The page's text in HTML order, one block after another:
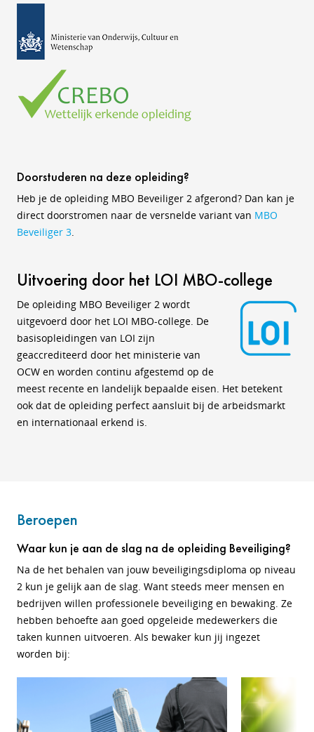
Doorstuderen na deze opleiding?
Heb je de opleiding MBO Beveiliger 2 afgerond? Dan kan je
direct doorstromen naar de versnelde variant van MBO
Beveiliger 3.
Uitvoering door het LOI MBO-college
De opleiding MBO Beveiliger 2 wordt
uitgevoerd door het LOI MBO-college. De
basisopleidingen van LOI zijn
geaccrediteerd door het ministerie van
OCW en worden continu afgestemd op de
meest recente en landelijk bepaalde eisen. Het betekent
ook dat de opleiding perfect aansluit bij de arbeidsmarkt
en internationaal erkend is.
Beroepen
Waar kun je aan de slag na de opleiding Beveiliging?
Na de het behalen van jouw beveiligingsdiploma op niveau
2 kun je gelijk aan de slag. Want steeds meer mensen en
bedrijven willen professionele beveiliging en bewaking. Ze
hebben behoefte aan goed opgeleide medewerkers die
taken kunnen uitvoeren. Als bewaker kun jij ingezet
worden bij: